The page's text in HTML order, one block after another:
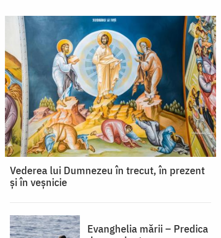
Vederea lui Dumnezeu în trecut, în prezent
și în veșnicie
Evanghelia mării – Predica